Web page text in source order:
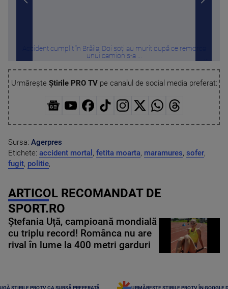
Accident cumplit în Brăila: Doi soți au murit după ce remorca
unui camion s-a ...
Urmărește Știrile PRO TVpe canalul de social media preferat:
Sursa: Agerpres
Etichete: accident mortal , fetita moarta, maramures, sofer,
fugit, politie,
ARTICOL RECOMANDAT DE
SPORT.RO
Ștefania Uță, campioană mondială
cu triplu record! Românca nu are
rival în lume la 400 metri garduri
ȘTIRILE PROTV CA SURSĂ PREFERATĂ URMĂREȘTE ȘTIRILE PROTV ÎN GOOGLE